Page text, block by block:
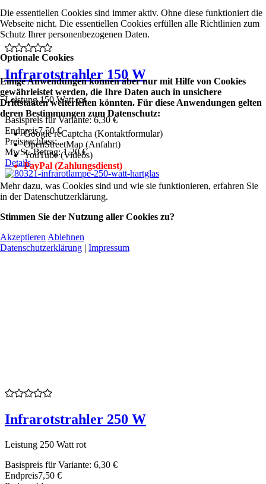
Infrarotstrahler 150 W
Leistung 150 Watt rot
Basispreis für Variante:6,30 €
Endpreis7,50 €
Preisnachlass:
MwSt.-Betrag:1,20 €
Details
Infrarotstrahler 250 W
Leistung 250 Watt rot
Basispreis für Variante: 6,30 €
Endpreis7,50 €
Die essentiellen Cookies sind immer aktiv. Ohne diese funktioniert die
Webseite nicht. Die essentiellen Cookies erfüllen alle Richtlinien zum
Schutz Ihrer personenbezogenen Daten.
Optionale Cookies
Einige Anwendungen können aber nur mit Hilfe von Cookies
gewährleistet werden, die Ihre Daten auch in unsichere
Drittstaaten weiterleiten könnten. Für diese Anwendungen gelten
deren Bestimmungen zum Datenschutz:
Google reCaptcha (Kontaktformular)
OpenStreetMap (Anfahrt)
YouTube (Videos)
PayPal (Zahlungsdienst)
Mehr dazu, was Cookies sind und wie sie funktionieren, erfahren Sie
in der Datenschutzerklärung.
Stimmen Sie der Nutzung aller Cookies zu?
Akzeptieren Ablehnen
Datenschutzerklärung | Impressum